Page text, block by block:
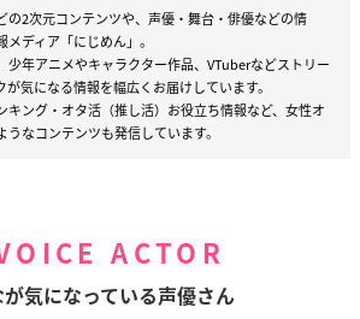
の2次元コンテンツや、声優・舞台・俳優などの情
ディア「にじめん」。
少年アニメやキャラクター作品、VTuberなどストリー
気になる情報を幅広くお届けしています。
キング・オタ活（推し活）お役立ち情報など、女性オ
なコンテンツも発信しています。
ACTOR
が気になっている声優さん